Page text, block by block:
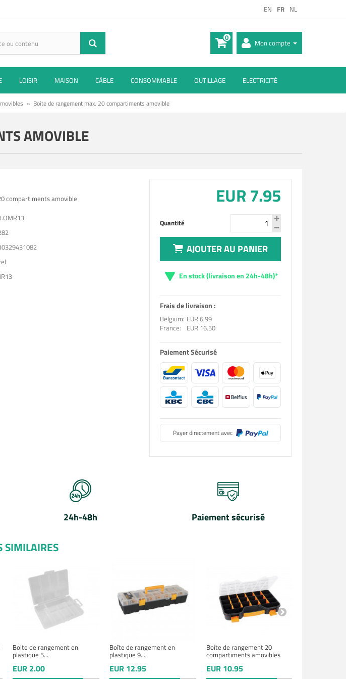
EN FR NL
Mon compte
0
LOISIR MAISON CÂBLE CONSOMMABLE OUTILLAGE ELECTRICITÉ
» Boîte de rangement max. 20 compartiments amovible
AMOVIBLE
compartiments amovible
EUR 7.95
Quantité
AJOUTER AU PANIER
En stock (livraison en 24h-48h)*
Frais de livraison :
Belgium: EUR 6.99
France:
EUR 16.50
Paiement Sécurisé
24h-48h Paiement sécurisé
SIMILAIRES
Boite de rangement en
plastique 5...
EUR 2.00
Boîte de rangement en
plastique 9...
EUR 12.95
Boîte de rangement 20
compartiments amovibles
EUR 10.95